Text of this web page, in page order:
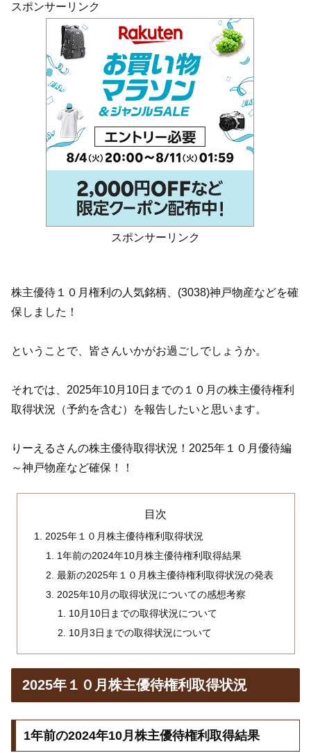
スポンサーリンク
スポンサーリンク
株主優待１０月権利の人気銘柄、(3038)神戸物産などを確
保しました！
ということで、皆さんいかがお過ごしでしょうか。
それでは、2025年10月10日までの１０月の株主優待権利
取得状況（予約を含む）を報告したいと思います。
りーえるさんの株主優待取得状況！2025年１０月優待編
～神戸物産など確保！！
目次
2025年１０月株主優待権利取得状況
1年前の2024年10月株主優待権利取得結果
最新の2025年１０月株主優待権利取得状況の発表
2025年10月の取得状況についての感想考察
10月10日までの取得状況について
10月3日までの取得状況について
2025年１０月株主優待権利取得状況
1年前の2024年10月株主優待権利取得結果